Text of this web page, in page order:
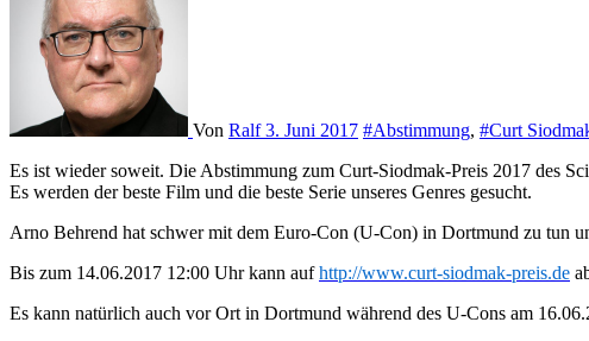
Von Ralf3. Juni 2017 #Abstimmung, #Curt
Es ist wieder soweit. Die Abstimmung zum Curt-Siodmak-Preis 2017 des
Es werden der beste Film und die beste Serie unseres Genres gesucht.
Arno Behrend hat schwer mit dem Euro-Con (U-Con) in Dortmund zu tun
Bis zum 14.06.2017 12:00 Uhr kann aufhttp://www.curt-siodmak-preis.de
Es kann natürlich auch vor Ort in Dortmund während des U-Cons am